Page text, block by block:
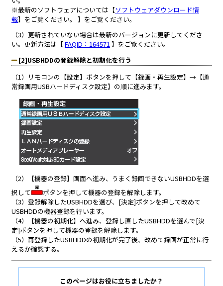
このページはお役に立ちましたか？